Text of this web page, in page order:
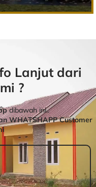
Lanjut dari
?
dibawah ini..
WHATSHAPP Customer